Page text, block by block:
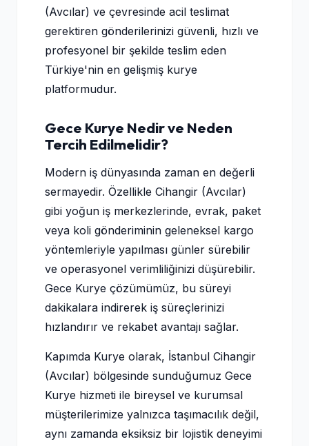
(Avcılar) ve çevresinde acil teslimat
gerektiren gönderilerinizi güvenli, hızlı ve
profesyonel bir şekilde teslim eden
Türkiye'nin en gelişmiş kurye
platformudur.
Gece Kurye Nedir ve Neden
Tercih Edilmelidir?
Modern iş dünyasında zaman en değerli
sermayedir. Özellikle Cihangir (Avcılar)
gibi yoğun iş merkezlerinde, evrak, paket
veya koli gönderiminin geleneksel kargo
yöntemleriyle yapılması günler sürebilir
ve operasyonel verimliliğinizi düşürebilir.
Gece Kurye çözümümüz, bu süreyi
dakikalara indirerek iş süreçlerinizi
hızlandırır ve rekabet avantajı sağlar.
Kapımda Kurye olarak, İstanbul Cihangir
(Avcılar) bölgesinde sunduğumuz Gece
Kurye hizmeti ile bireysel ve kurumsal
müşterilerimize yalnızca taşımacılık değil,
aynı zamanda eksiksiz bir lojistik deneyimi